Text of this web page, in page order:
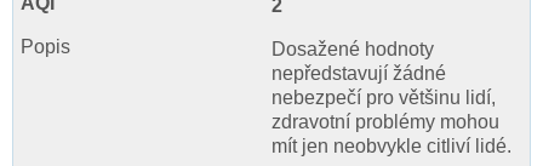
2
Dosažené hodnoty
nepředstavují žádné
nebezpečí pro většinu lidí,
zdravotní problémy mohou
mít jen neobvykle citliví lidé.